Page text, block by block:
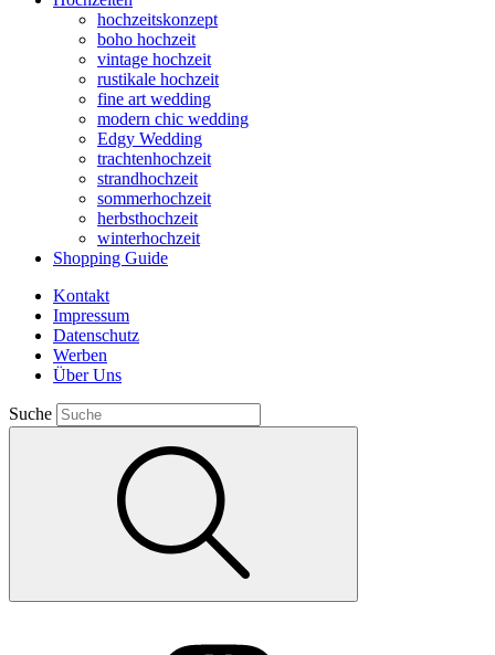
hochzeitskonzept
boho hochzeit
vintage hochzeit
rustikale hochzeit
fine art wedding
modern chic wedding
Edgy Wedding
trachtenhochzeit
strandhochzeit
sommerhochzeit
herbsthochzeit
winterhochzeit
Shopping Guide
Kontakt
Impressum
Datenschutz
Werben
Über Uns
Suche